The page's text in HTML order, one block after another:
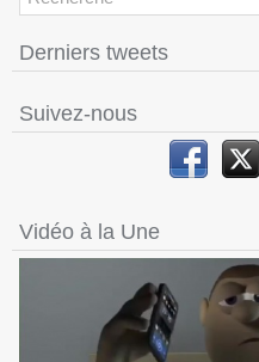
Derniers tweets
Suivez-nous
Vidéo à la Une